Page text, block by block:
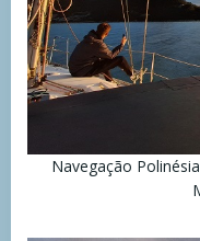
Navegação